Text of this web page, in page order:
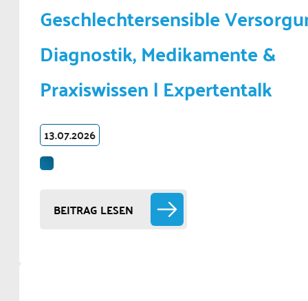
Geschlechtersensible
Diagnostik, Medikamente &
Praxiswissen | Expertentalk
13.07.2026
BEITRAG LESEN